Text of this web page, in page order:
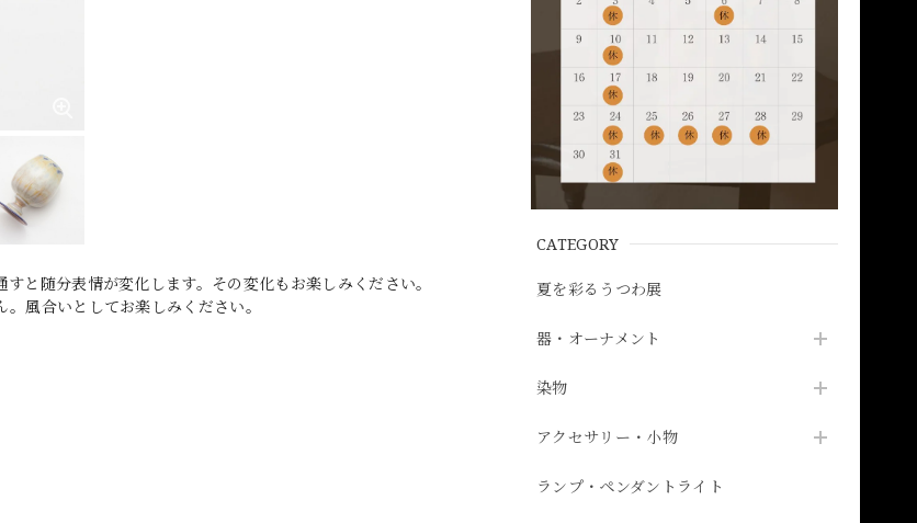
CATEGORY
夏を彩るうつわ展
器・オーナメント
染物
アクセサリー・小物
ランプ・ペンダントライト
と随分表情が変化します。その変化もお楽しみください。
風合いとしてお楽しみください。